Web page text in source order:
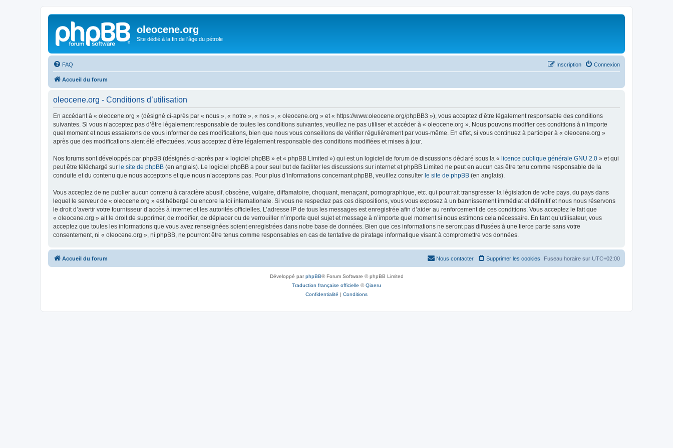
oleocene.org
Site dédié à la fin de l'âge du pétrole
FAQ Connexion
Inscription
Accueil du forum
oleocene.org - Conditions d’utilisation
En accédant à « oleocene.org » (désigné ci-après par « nous », « notre », « nos », « oleocene.org » et « https://www.oleocene.org/phpBB3 »), vous acceptez d’être légalement responsable des conditions
suivantes. Si vous n’acceptez pas d’être légalement responsable de toutes les conditions suivantes, veuillez ne pas utiliser et accéder à « oleocene.org ». Nous pouvons modifier ces conditions à n’importe
quel moment et nous essaierons de vous informer de ces modifications, bien que nous vous conseillons de vérifier régulièrement par vous-même. En effet, si vous continuez à participer à « oleocene.org »
après que des modifications aient été effectuées, vous acceptez d’être légalement responsable des conditions modifiées et mises à jour.
Nos forums sont développés par phpBB (désignés ci-après par « logiciel phpBB » et « phpBB Limited ») qui est un logiciel de forum de discussions déclaré sous la « licence publique générale GNU 2.0 » et qui
peut être téléchargé sur le site de phpBB (en anglais). Le logiciel phpBB a pour seul but de faciliter les discussions sur internet et phpBB Limited ne peut en aucun cas être tenu comme responsable de la
conduite et du contenu que nous acceptons et que nous n’acceptons pas. Pour plus d’informations concernant phpBB, veuillez consulter le site de phpBB (en anglais).
Vous acceptez de ne publier aucun contenu à caractère abusif, obscène, vulgaire, diffamatoire, choquant, menaçant, pornographique, etc. qui pourrait transgresser la législation de votre pays, du pays dans
lequel le serveur de « oleocene.org » est hébergé ou encore la loi internationale. Si vous ne respectez pas ces dispositions, vous vous exposez à un bannissement immédiat et définitif et nous nous réservons
le droit d’avertir votre fournisseur d’accès à internet et les autorités officielles. L’adresse IP de tous les messages est enregistrée afin d’aider au renforcement de ces conditions. Vous acceptez le fait que
« oleocene.org » ait le droit de supprimer, de modifier, de déplacer ou de verrouiller n’importe quel sujet et message à n’importe quel moment si nous estimons cela nécessaire. En tant qu’utilisateur, vous
acceptez que toutes les informations que vous avez renseignées soient enregistrées dans notre base de données. Bien que ces informations ne seront pas diffusées à une tierce partie sans votre
consentement, ni « oleocene.org », ni phpBB, ne pourront être tenus comme responsables en cas de tentative de piratage informatique visant à compromettre vos données.
Accueil du forum Fuseau horaire sur UTC+02:00
Supprimer les cookies
Nous contacter
Développé parphpBB® Forum Software © phpBB Limited
Traduction française officielle ©Qiaeru
Confidentialité | Conditions